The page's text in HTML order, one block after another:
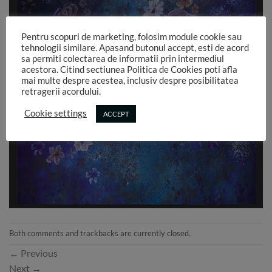
Both comments and trackbacks are currently closed.
← Previous
Next →
Pentru scopuri de marketing, folosim module cookie sau
tehnologii similare. Apasand butonul accept, esti de acord
sa permiti colectarea de informatii prin intermediul
acestora. Citind sectiunea Politica de Cookies poti afla
mai multe despre acestea, inclusiv despre posibilitatea
retragerii acordului.
Cookie settings ACCEPT